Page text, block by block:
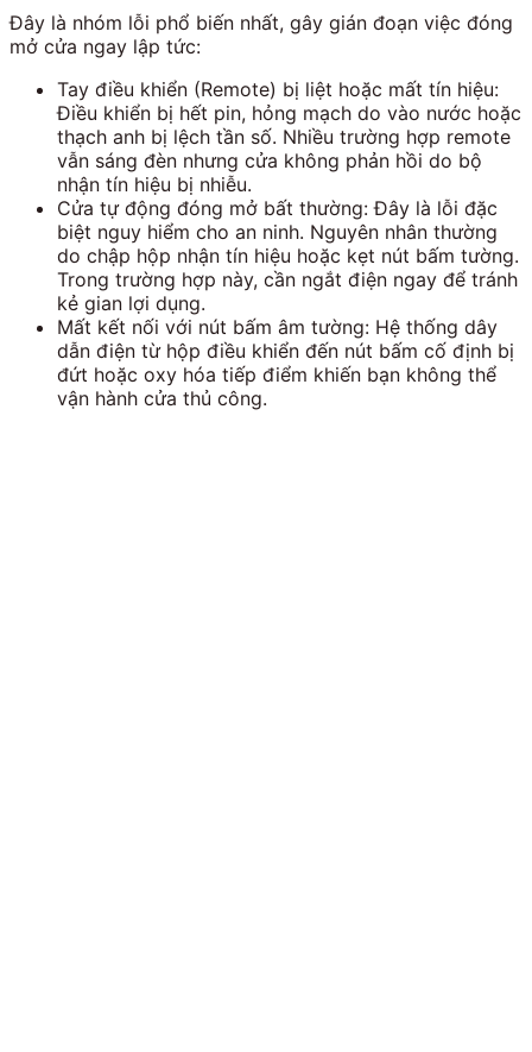
Đây là nhóm lỗi phổ biến nhất, gây gián đoạn việc đóng
mở cửa ngay lập tức:
Tay điều khiển (Remote) bị liệt hoặc mất tín hiệu:
Điều khiển bị hết pin, hỏng mạch do vào nước hoặc
thạch anh bị lệch tần số. Nhiều trường hợp remote
vẫn sáng đèn nhưng cửa không phản hồi do bộ
nhận tín hiệu bị nhiễu.
Cửa tự động đóng mở bất thường: Đây là lỗi đặc
biệt nguy hiểm cho an ninh. Nguyên nhân thường
do chập hộp nhận tín hiệu hoặc kẹt nút bấm tường.
Trong trường hợp này, cần ngắt điện ngay để tránh
kẻ gian lợi dụng.
Mất kết nối với nút bấm âm tường: Hệ thống dây
dẫn điện từ hộp điều khiển đến nút bấm cố định bị
đứt hoặc oxy hóa tiếp điểm khiến bạn không thể
vận hành cửa thủ công.